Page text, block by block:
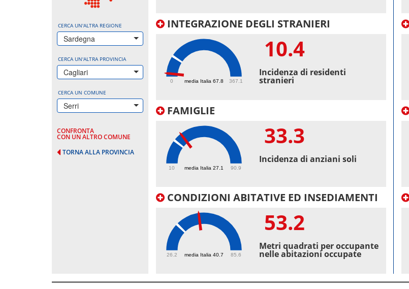
CERCA UN'ALTRA REGIONE
Sardegna
CERCA UN'ALTRA PROVINCIA
Cagliari
CERCA UN COMUNE
Serri
CONFRONTA
CON UN ALTRO COMUNE
TORNA ALLA PROVINCIA
INTEGRAZIONE DEGLI STRANIERI
media Italia 67.8
0 367.1
10.4
Incidenza di residenti
stranieri
FAMIGLIE
media Italia 27.1
10 90.9
33.3
Incidenza di anziani soli
CONDIZIONI ABITATIVE ED INSEDIAMENTI
media Italia 40.7
26.2 85.6
53.2
Metri quadrati per occupante
nelle abitazioni occupate